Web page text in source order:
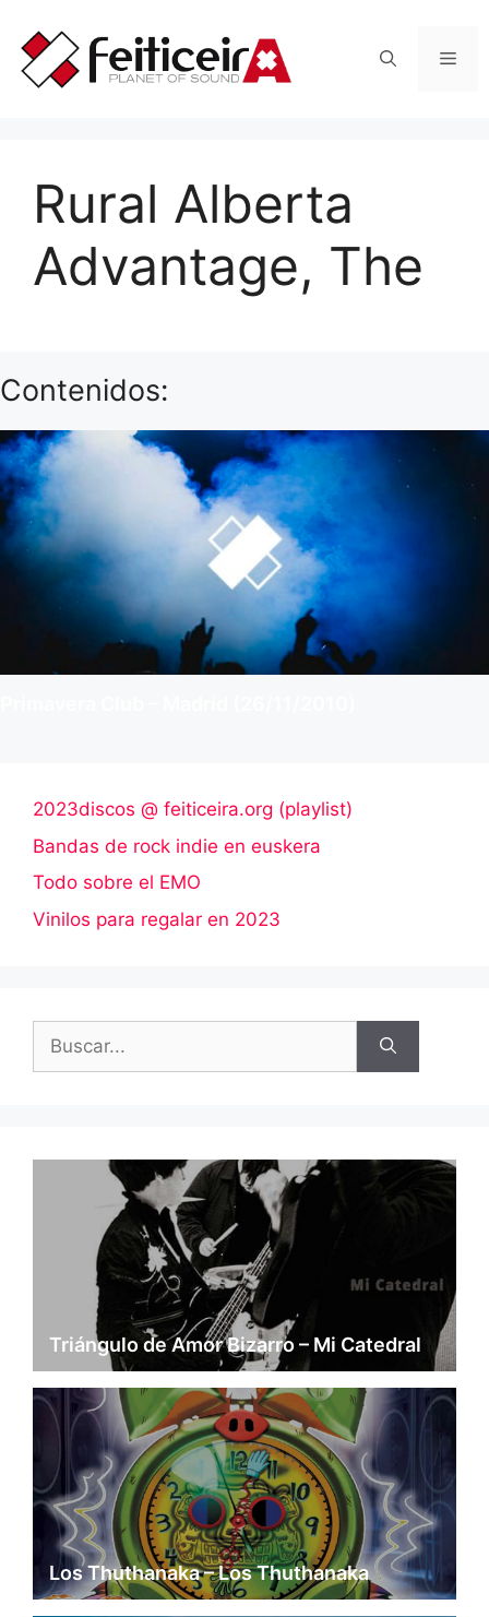
contenido
Rural Alberta
Advantage, The
Contenidos:
2023discos @ feiticeira.org (playlist)
Bandas de rock indie en euskera
Todo sobre el EMO
Vinilos para regalar en 2023
Triángulo de Amor Bizarro – Mi Catedral
Los Thuthanaka – Los Thuthanaka